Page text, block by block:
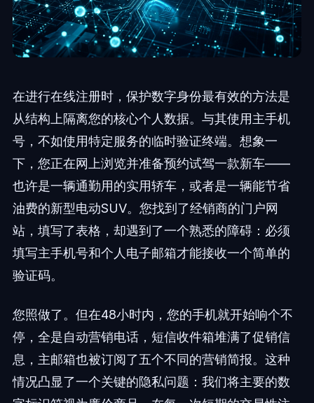
在进行在线注册时，保护数字身份最有效的方法是
从结构上隔离您的核心个人数据。与其使用主手机
号，不如使用特定服务的临时验证终端。想象一
下，您正在网上浏览并准备预约试驾一款新车——
也许是一辆通勤用的实用轿车，或者是一辆能节省
油费的新型电动SUV。您找到了经销商的门户网
站，填写了表格，却遇到了一个熟悉的障碍：必须
填写主手机号和个人电子邮箱才能接收一个简单的
验证码。
您照做了。但在48小时内，您的手机就开始响个不
停，全是自动营销电话，短信收件箱堆满了促销信
息，主邮箱也被订阅了五个不同的营销简报。这种
情况凸显了一个关键的隐私问题：我们将主要的数